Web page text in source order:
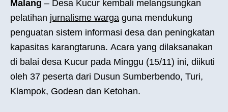
Malang – Desa Kucur kembali melangsungkan
pelatihan jurnalisme warga guna mendukung
penguatan sistem informasi desa dan peningkatan
kapasitas karangtaruna. Acara yang dilaksanakan
di balai desa Kucur pada Minggu (15/11) ini, diikuti
oleh 37 peserta dari Dusun Sumberbendo, Turi,
Klampok, Godean dan Ketohan.